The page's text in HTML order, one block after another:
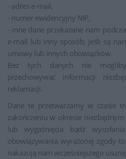
- adres e-mail,
- numer ewidencyjny NIP,
- inne dane przekazane nam
e-mail lub inny sposób, jeśli są
umowy lub innych obowiązków.
Bez tych danych nie
przechowywać informacji
reklamacji.
Dane te przetwarzamy w czasie
zakończeniu w okresie
lub wygaśnięcia bądź
obowiązywania wyrażonej zgody
nakazują nam wcześniejszego